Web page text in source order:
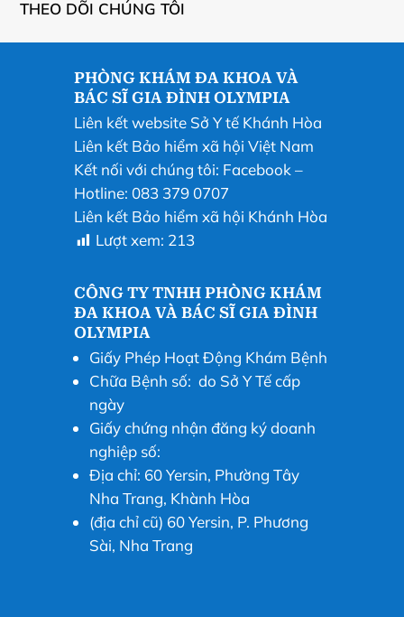
THEO DÕI CHÚNG TÔI
PHÒNG KHÁM ĐA KHOA VÀ
BÁC SĨ GIA ĐÌNH OLYMPIA
Liên kết website Sở Y tế Khánh Hòa
Liên kết Bảo hiểm xã hội Việt Nam
Kết nối với chúng tôi: Facebook –
Hotline: 083 379 0707
Liên kết Bảo hiểm xã hội Khánh Hòa
Lượt xem: 213
CÔNG TY TNHH PHÒNG KHÁM
ĐA KHOA VÀ BÁC SĨ GIA ĐÌNH
OLYMPIA
Giấy Phép Hoạt Động Khám Bệnh
Chữa Bệnh số: do Sở Y Tế cấp
ngày
Giấy chứng nhận đăng ký doanh
nghiệp số:
Địa chỉ: 60 Yersin, Phường Tây
Nha Trang, Khành Hòa
(địa chỉ cũ) 60 Yersin, P. Phương
Sài, Nha Trang